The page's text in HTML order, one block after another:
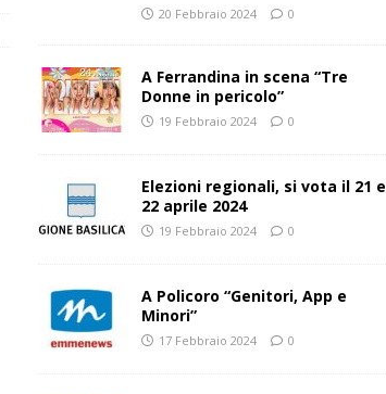
20 Febbraio 2024 0
A Ferrandina in scena “Tre
Donne in pericolo”
19 Febbraio 2024 0
Elezioni regionali, si vota il 21 e
22 aprile 2024
19 Febbraio 2024 0
A Policoro “Genitori, App e
Minori”
17 Febbraio 2024 0